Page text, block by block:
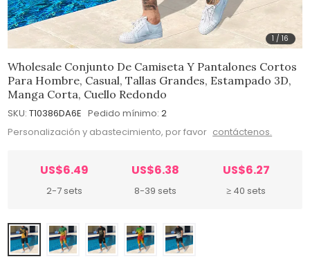
1 /16
Wholesale Conjunto De Camiseta Y Pantalones Cortos
Para Hombre, Casual, Tallas Grandes, Estampado 3D,
Manga Corta, Cuello Redondo
SKU: T10386DA6E Pedido mínimo: 2
Personalización y abastecimiento, por favor contáctenos.
US$6.49
2-7 sets
US$6.38
8-39 sets
US$6.27
≥ 40 sets